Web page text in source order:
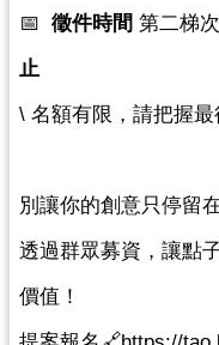
箱
桃
市
私
權
📅 徵件時間 第二梯
止
\ 名額有限，請把握
別讓你的創意只停留
透過群眾募資，讓點
價值！